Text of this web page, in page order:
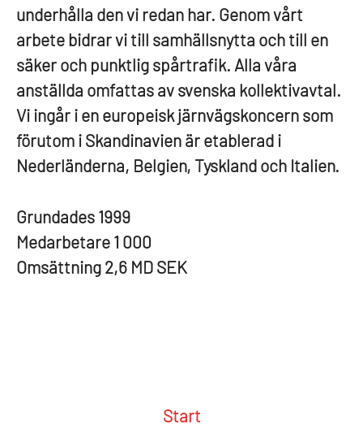
underhålla den vi redan har. Genom vårt
arbete bidrar vi till samhällsnytta och till en
säker och punktlig spårtrafik. Alla våra
anställda omfattas av svenska kollektivavtal.
Vi ingår i en europeisk järnvägskoncern som
förutom i Skandinavien är etablerad i
Nederländerna, Belgien, Tyskland och Italien.
Grundades 1999
Medarbetare 1 000
Omsättning 2,6 MD SEK
Start